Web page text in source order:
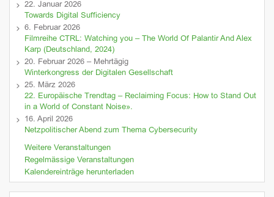
22. Januar 2026
Towards Digital Sufficiency
6. Februar 2026
Filmreihe CTRL: Watching you – The World Of Palantir And Alex
Karp (Deutschland, 2024)
20. Februar 2026 – Mehrtägig
Winterkongress der Digitalen Gesellschaft
25. März 2026
22. Europäische Trendtag – Reclaiming Focus: How to Stand Out
in a World of Constant Noise».
16. April 2026
Netzpolitischer Abend zum Thema Cybersecurity
Weitere Veranstaltungen
Regelmässige Veranstaltungen
Kalendereinträge herunterladen